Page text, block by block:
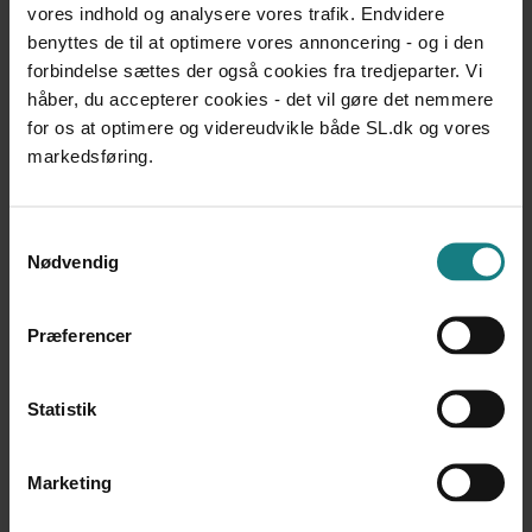
vores indhold og analysere vores trafik. Endvidere
benyttes de til at optimere vores annoncering - og i den
forbindelse sættes der også cookies fra tredjeparter. Vi
håber, du accepterer cookies - det vil gøre det nemmere
for os at optimere og videreudvikle både SL.dk og vores
markedsføring.
Nødvendig
Præferencer
Statistik
Marketing
al.
Udgivet 2002
DOKUMENTATION OG UDVIKLINGSARBEJDE
Handleplaner - brugerindflydelse i udvikling af
handleplaner
Aktivitetshuset i Middelfart
Nedbringelse af magtanvendelser
Socialstyrelsen
UNDERSØGELSER OG EVALUERINGER